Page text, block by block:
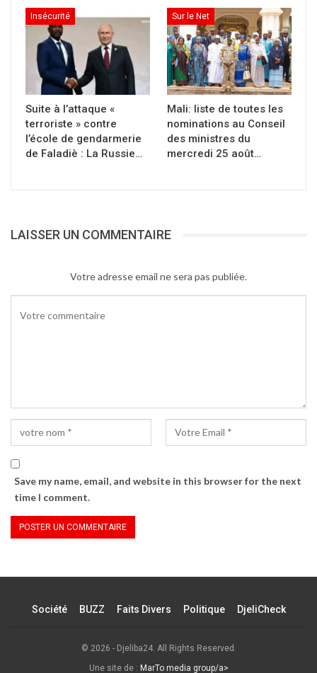
Insécurité
Suite à l’attaque «
terroriste » contre
l’école de gendarmerie
de Faladiè : La Russie…
Sur le Net
Mali: liste de toutes les
nominations au Conseil
des ministres du
mercredi 25 août…
LAISSER UN COMMENTAIRE
Votre adresse email ne sera pas publiée.
Save my name, email, and website in this browser for the next
time I comment.
Société BUZZ Faits Divers Politique DjeliCheck
© 2026 - Djeliba24. All Rights Reserved.
Une site de : MarTo media group/a>